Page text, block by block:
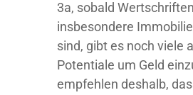
3a, sobald
insbesondere
sind, gibt es noch viele
Potentiale um Geld
empfehlen deshalb,